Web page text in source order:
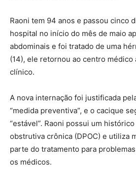
Raoni tem 94 anos e passou cinco
hospital no início do mês de maio
abdominais e foi tratado de uma
(14), ele retornou ao centro
clínico.
A nova internação foi justificada
“medida preventiva”, e o cacique
“estável”. Raoni possui um
obstrutiva crônica (DPOC) e utiliza
parte do tratamento para
os médicos.